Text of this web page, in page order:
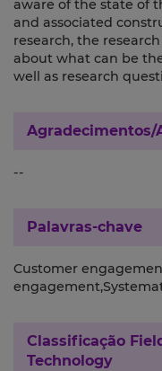
aware of the state of
and associated
research, the
about what can be
well as research
--
Palavras-chave
Customer
Classificação
Technology